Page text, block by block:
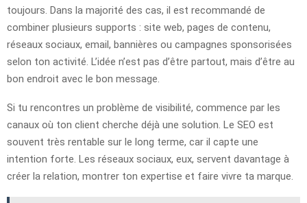
toujours. Dans la majorité des cas, il est recommandé de
combiner plusieurs supports : site web, pages de contenu,
réseaux sociaux, email, bannières ou campagnes sponsorisées
selon ton activité. L’idée n’est pas d’être partout, mais d’être au
bon endroit avec le bon message.
Si tu rencontres un problème de visibilité, commence par les
canaux où ton client cherche déjà une solution. Le SEO est
souvent très rentable sur le long terme, car il capte une
intention forte. Les réseaux sociaux, eux, servent davantage à
créer la relation, montrer ton expertise et faire vivre ta marque.